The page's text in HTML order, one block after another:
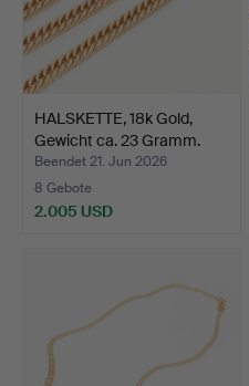
HALSKETTE, 18k Gold,
Gewicht ca. 23 Gramm.
Beendet 21. Jun 2026
8 Gebote
2.005 USD